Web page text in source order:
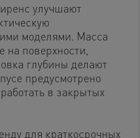
улучшают
моделями. Масса
поверхности,
глубины делают
предусмотрено
в закрытых
для краткосрочных